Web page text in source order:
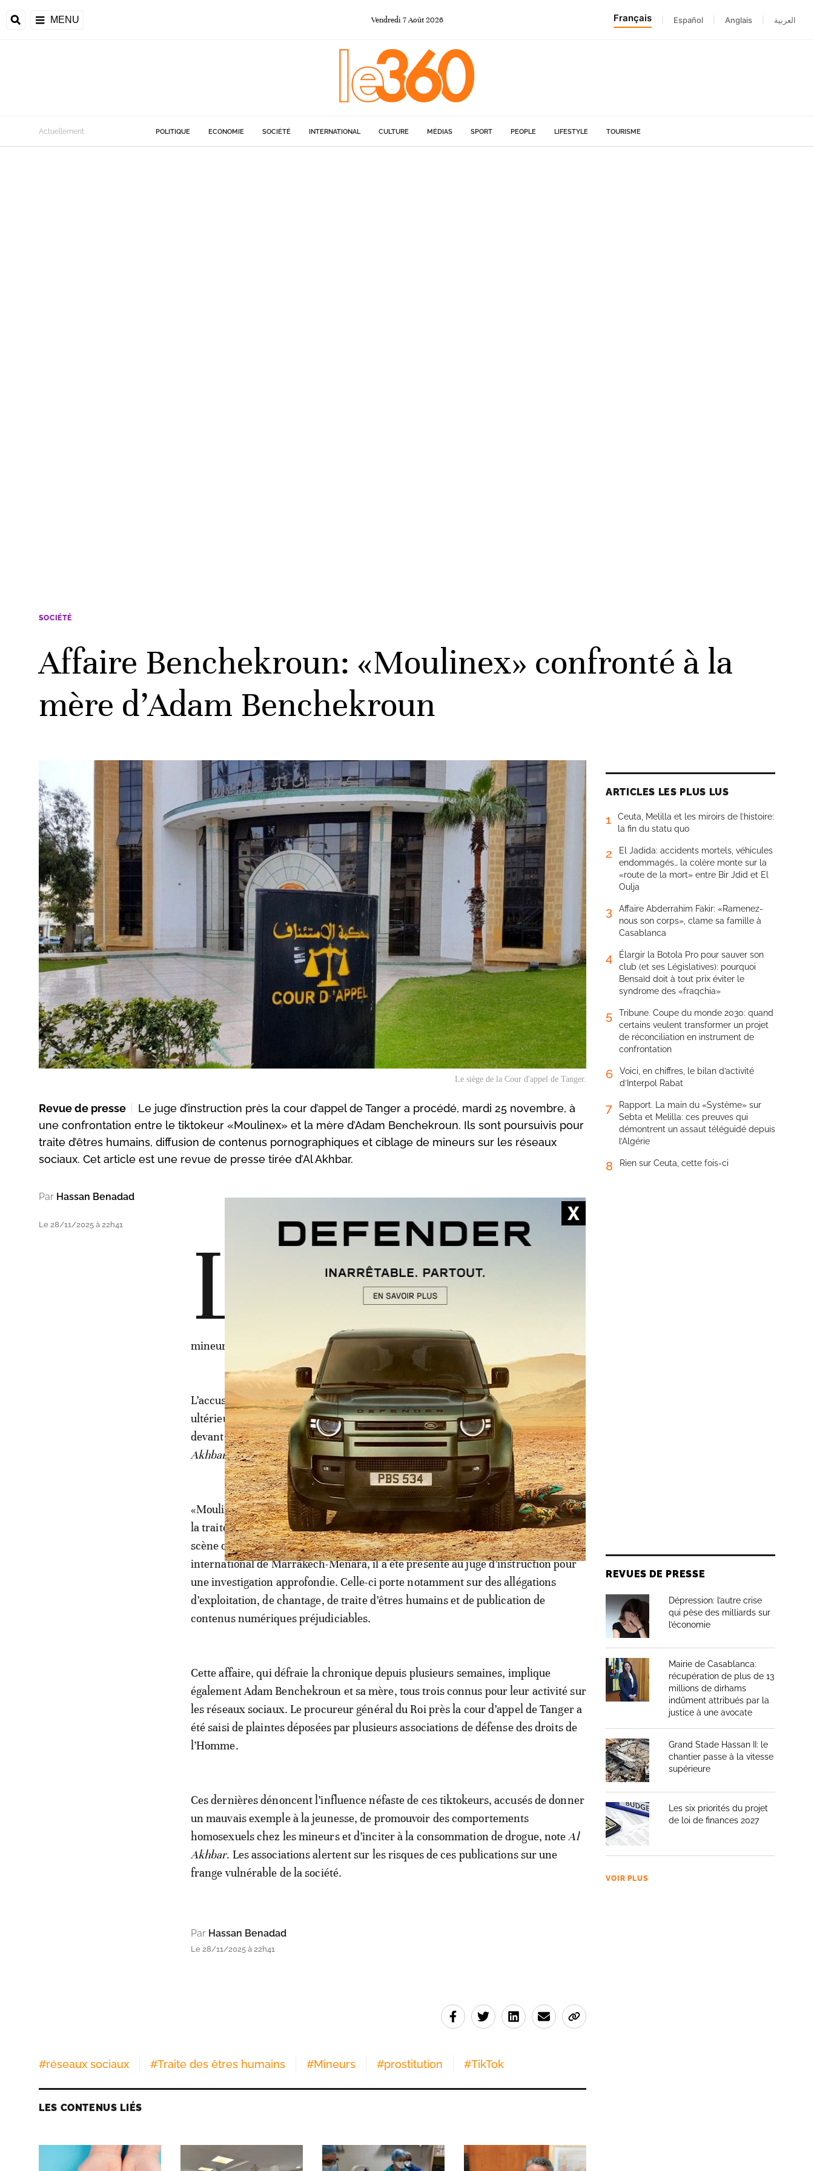
MENU Vendredi 7Août 2026 Français Español Anglais العربية
Actuellement POLITIQUE ECONOMIE SOCIÉTÉ INTERNATIONAL CULTURE MÉDIAS SPORT PEOPLE LIFESTYLE TOURISME
SOCIÉTÉ
Affaire Benchekroun: «Moulinex» confronté à la
mère d’Adam Benchekroun
Le siège de la Cour d'appel de Tanger.
Revue de presse
Le juge d’instruction près la cour d’appel de Tanger a procédé, mardi 25 novembre, à
une confrontation entre le tiktokeur «Moulinex» et la mère d’Adam Benchekroun. Ils sont poursuivis pour
traite d’êtres humains, diffusion de contenus pornographiques et ciblage de mineurs sur les réseaux
sociaux. Cet article est une revue de presse tirée d’Al Akhbar.
Par Hassan Benadad
Le 28/11/2025 à 22h41 L
25 novembre, une confrontation entre l’individu surnommé
«Moulinex» et la mère d’Adam Benchekroun. Cette audience
s’inscrit dans le cadre d’une enquête relative à la diffusion de
contenus pornographiques en ligne et au ciblage délibéré de
mineurs.
L’accusé, qui a déclaré au magistrat être de nationalité algérienne, devra
ultérieurement être confronté au jeune Adam lui-même. Le renvoi des prévenus
devant la chambre criminelle est anticipé dans les prochains jours, rapporteAl
Akhbardans son édition du week-end des 29 et 30 novembre.
«Moulinex» fait l’objet de poursuites pour des chefs d’inculpation graves, incluant
la traite d’êtres humains, la diffusion de contenus pornographiques mettant en
scène des mineurs, ainsi que des faits de diffamation. Arrêté à l’aéroport
international de Marrakech-Menara, il a été présenté au juge d’instruction pour
une investigation approfondie. Celle-ci porte notamment sur des allégations
d’exploitation, de chantage, de traite d’êtres humains et de publication de
contenus numériques préjudiciables.
Cette affaire, qui défraie la chronique depuis plusieurs semaines, implique
également Adam Benchekroun et sa mère, tous trois connus pour leur activité sur
les réseaux sociaux. Le procureur général du Roi près la cour d’appel de Tanger a
été saisi de plaintes déposées par plusieurs associations de défense des droits de
l’Homme.
Ces dernières dénoncent l’influence néfaste de ces tiktokeurs, accusés de donner
un mauvais exemple à la jeunesse, de promouvoir des comportements
homosexuels chez les mineurs et d’inciter à la consommation de drogue, note Al
Akhbar. Les associations alertent sur les risques de ces publications sur une
frange vulnérable de la société.
Par Hassan Benadad
Le 28/11/2025 à 22h41
#réseaux sociaux #Traite des êtres humains #Mineurs #prostitution #TikTok
LES CONTENUS LIÉS
ARTICLES LES PLUS LUS
1
Ceuta, Melilla et les miroirs de l’histoire:
la fin du statu quo
2
El Jadida: accidents mortels, véhicules
endommagés… la colère monte sur la
«route de la mort» entre Bir Jdid et El
Oulja
3
Affaire Abderrahim Fakir: «Ramenez-
nous son corps», clame sa famille à
Casablanca
4
Élargir la Botola Pro pour sauver son
club (et ses Législatives): pourquoi
Bensaïd doit à tout prix éviter le
syndrome des «fraqchia»
5
Tribune. Coupe du monde 2030: quand
certains veulent transformer un projet
de réconciliation en instrument de
confrontation
6
Voici, en chiffres, le bilan d’activité
d’Interpol Rabat
7
Rapport. La main du «Système» sur
Sebta et Melilla: ces preuves qui
démontrent un assaut téléguidé depuis
l’Algérie
8 Rien sur Ceuta, cette fois-ci
REVUES DE PRESSE
Dépression: l’autre crise
qui pèse des milliards sur
l’économie
Mairie de Casablanca:
récupération de plus de 13
millions de dirhams
indûment attribués par la
justice à une avocate
Grand Stade Hassan II: le
chantier passe à la vitesse
supérieure
Les six priorités du projet
de loi de finances 2027
VOIR PLUS